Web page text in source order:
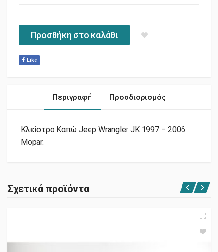
Προσθήκη στο καλάθι
Like
Περιγραφή Προσδιορισμός
Κλείστρο Καπώ Jeep Wrangler JK 1997 – 2006
Mopar.
Σχετικά προϊόντα